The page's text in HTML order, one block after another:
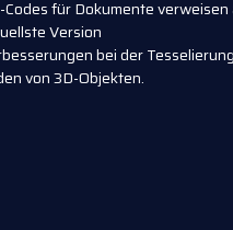
Codes für Dokumente verweisen
Version
bei der
von 3D-Objekten.